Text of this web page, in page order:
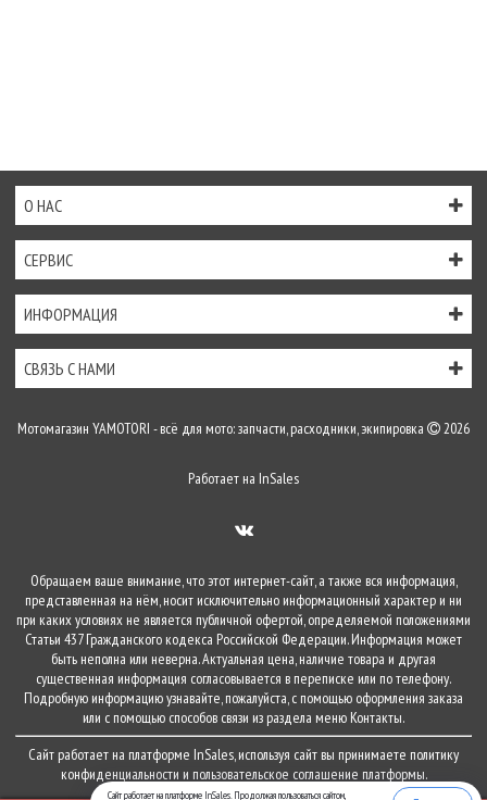
О НАС
СЕРВИС
ИНФОРМАЦИЯ
СВЯЗЬ С НАМИ
Мотомагазин YAMOTORI - всё для мото: запчасти, расходники, экипировка 2026
Работает на InSales
Обращаем ваше внимание, что этот интернет-сайт, а также вся информация,
представленная на нём, носит исключительно информационный характер и ни
при каких условиях не является публичной офертой, определяемой положениями
Статьи 437 Гражданского кодекса Российской Федерации. Информация может
быть неполна или неверна. Актуальная цена, наличие товара и другая
существенная информация согласовывается в переписке или по телефону.
Подробную информацию узнавайте, пожалуйста, с помощью оформления заказа
или с помощью способов связи из раздела меню Контакты.
Сайт работает на платформе InSales, используя сайт вы принимаете политику
конфиденциальности и пользовательское соглашение платформы.
Сайт работает на платформе InSales. Продолжая пользоваться сайтом,